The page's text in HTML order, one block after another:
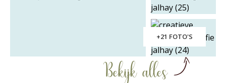
+21 FOTO'S
Bekijk alles